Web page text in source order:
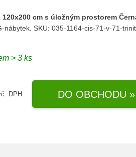
120x200 cm s úložným prostorem
nábytek . SKU: 035-1164-cis-71-v-71-
> 3 ks
DPH DO OBCHODU »